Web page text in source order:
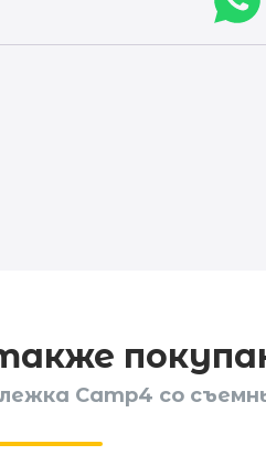
Camp4 со